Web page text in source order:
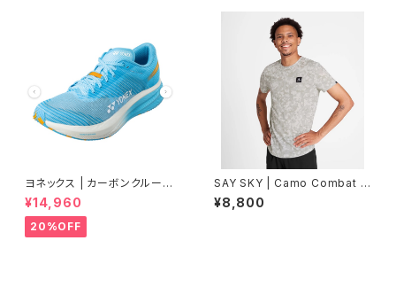
ヨネックス | カーボンクルーズ
エアラス | セルリアンブルー |
Women
¥14,960
20%OFF
SAY SKY | Camo Combat T
¥8,800